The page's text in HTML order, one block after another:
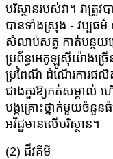
បរិស្ថានរបស់វា។ វាត្រូ
បានទាំងស្រុង - វប្បធ
សំលាប់សត្វ កាត់បន្ថយ
ប្រព័ន្ធអេកូឡូស៊ីយ៉ាងច្រ
ប្រពៃណី ដំណើរការផលិ
ជាងគួរឱ្យកត់សម្គាល់
បង្កគ្រោះថ្នាក់មួយចំនួ
អវិជ្ជមានលើបរិស្ថាន។
(2) ជីវគីមី